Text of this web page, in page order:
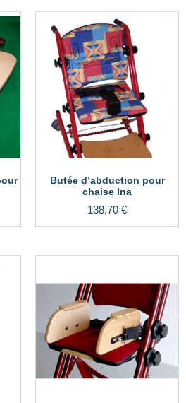
Butée d’abduction pour
chaise Ina
138,70 €